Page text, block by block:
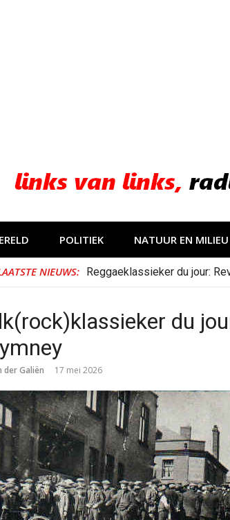
POLITIEK NATUUR EN MILIEU
NIEUWS: Reggaeklassieker du jour:
du
der Galiën 17 mei 2026